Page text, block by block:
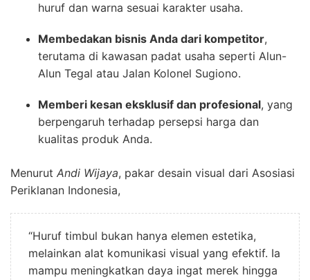
huruf dan warna sesuai karakter usaha.
Membedakan bisnis Anda dari kompetitor,
terutama di kawasan padat usaha seperti Alun-
Alun Tegal atau Jalan Kolonel Sugiono.
Memberi kesan eksklusif dan profesional, yang
berpengaruh terhadap persepsi harga dan
kualitas produk Anda.
Menurut Andi Wijaya, pakar desain visual dari Asosiasi
Periklanan Indonesia,
“Huruf timbul bukan hanya elemen estetika,
melainkan alat komunikasi visual yang efektif. Ia
mampu meningkatkan daya ingat merek hingga